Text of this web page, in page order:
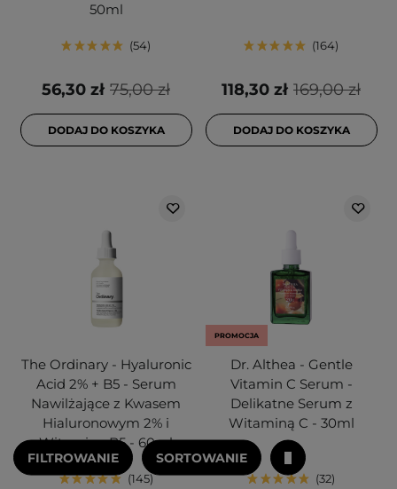
50ml
54
75,00 zł
56,30 zł
DODAJ DO KOSZYKA
164
169,00 zł
118,30 zł
DODAJ DO KOSZYKA
The Ordinary - Hyaluronic
Acid 2% + B5 - Serum
Nawilżające z Kwasem
Hialuronowym 2% i
Witaminą B5 - 60ml
145
PROMOCJA
Dr. Althea - Gentle
Vitamin C Serum -
Delikatne Serum z
Witaminą C - 30ml
32
FILTROWANIE SORTOWANIE